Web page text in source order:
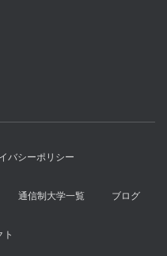
バシーポリシー
通信制大学一覧 ブログ
ト